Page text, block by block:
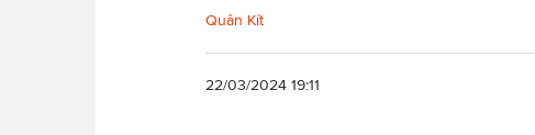
Quân Kít
22/03/2024 19:11